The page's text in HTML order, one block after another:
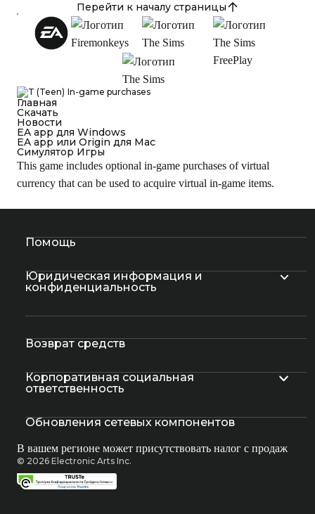
Перейти к началу страницы
In-game purchases
Главная
Cкачать
Новости
EA app для Windows
EA app или Origin для Mac
Симулятор Игры
This game includes optional in-game purchases of virtual
currency that can be used to acquire virtual in-game items.
Помощь
Юридическая информация и
конфиденциальность
Возврат средств
Корпоративная социальная
ответственность
Обновления сетевых компонентов
В вашем регионе может присутствовать налог с продаж
© 2026 Electronic Arts Inc.